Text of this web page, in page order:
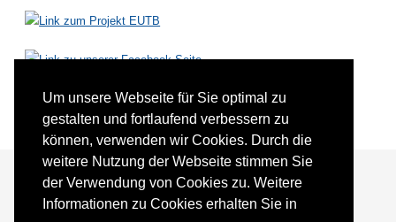
Um unsere Webseite für Sie optimal zu
gestalten und fortlaufend verbessern zu
können, verwenden wir Cookies. Durch die
weitere Nutzung der Webseite stimmen Sie
der Verwendung von Cookies zu. Weitere
Informationen zu Cookies erhalten Sie in
Förderer und Partner Kontakt